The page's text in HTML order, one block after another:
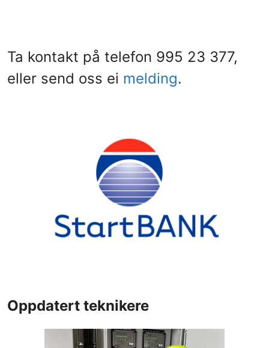
Ta kontakt på telefon 995 23 377,
eller send oss ei melding.
Oppdatert teknikere